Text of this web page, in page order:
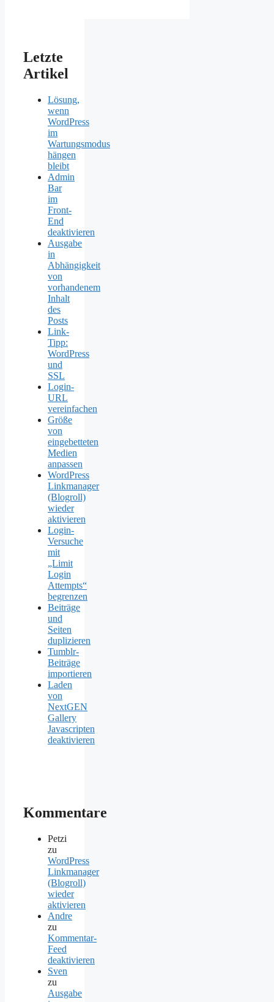
Letzte
Artikel
Lösung,
wenn
WordPress
im
Wartungsmodus
hängen
bleibt
Admin
Bar
im
Front-
End
deaktivieren
Ausgabe
in
Abhängigkeit
von
vorhandenem
Inhalt
des
Posts
Link-
Tipp:
WordPress
und
SSL
Login-
URL
vereinfachen
Größe
von
eingebetteten
Medien
anpassen
WordPress
Linkmanager
(Blogroll)
wieder
aktivieren
Login-
Versuche
mit
„Limit
Login
Attempts“
begrenzen
Beiträge
und
Seiten
duplizieren
Tumblr-
Beiträge
importieren
Laden
von
NextGEN
Gallery
Javascripten
deaktivieren
Kommentare
Petzi
zu
WordPress
Linkmanager
(Blogroll)
wieder
aktivieren
Andre
zu
Kommentar-
Feed
deaktivieren
Sven
zu
Ausgabe